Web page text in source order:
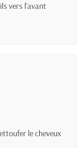
vers l’avant
le cheveux